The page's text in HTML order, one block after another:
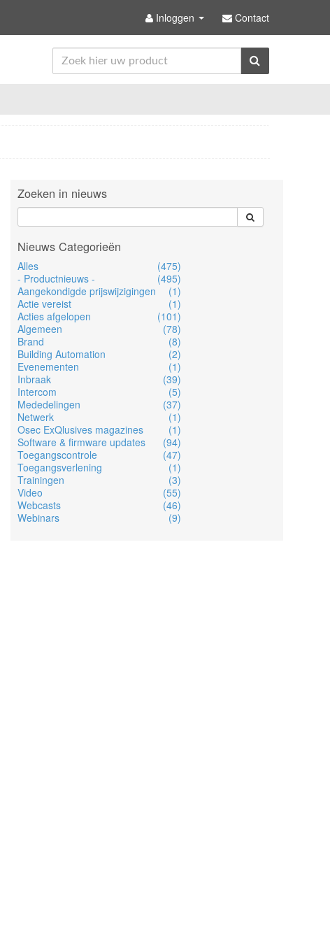
Inloggen Contact
Zoeken in nieuws
Nieuws Categorieën
Alles
(475)
- Productnieuws -
(495)
Aangekondigde prijswijzigingen
(1)
Actie vereist
(1)
Acties afgelopen
(101)
Algemeen
(78)
Brand
(8)
Building Automation
(2)
Evenementen
(1)
Inbraak
(39)
Intercom
(5)
Mededelingen
(37)
Netwerk
(1)
Osec ExQlusives magazines
(1)
Software & firmware updates
(94)
Toegangscontrole
(47)
Toegangsverlening
(1)
Trainingen
(3)
Video
(55)
Webcasts
(46)
Webinars
(9)